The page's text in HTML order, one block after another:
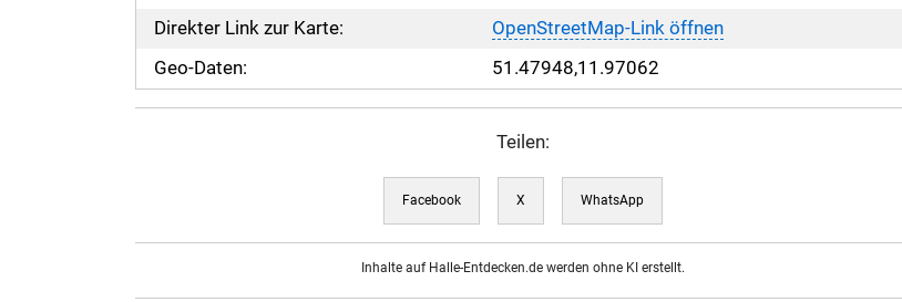
Direkter Link zur Karte:
OpenStreetMap-Link öffnen
Geo-Daten:
51.47948,11.97062
Teilen:
Facebook X WhatsApp
Inhalte auf Halle-Entdecken.de werden ohne KI erstellt.